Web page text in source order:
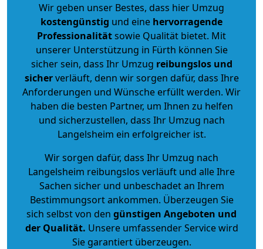
Wir geben unser Bestes, dass hier Umzug
kostengünstig und eine hervorragende
Professionalitätsowie Qualität bietet. Mit
unserer Unterstützung in Fürth können Sie
sicher sein, dass Ihr Umzug reibungslos und
sicherverläuft, denn wir sorgen dafür, dass Ihre
Anforderungen und Wünsche erfüllt werden. Wir
haben die besten Partner, um Ihnen zu helfen
und sicherzustellen, dass Ihr Umzug nach
Langelsheim ein erfolgreicher ist.
Wir sorgen dafür, dass Ihr Umzug nach
Langelsheim reibungslos verläuft und alle Ihre
Sachen sicher und unbeschadet an Ihrem
Bestimmungsort ankommen. Überzeugen Sie
sich selbst von den günstigen Angeboten und
der Qualität. Unsere umfassender Service wird
Sie garantiert überzeugen.